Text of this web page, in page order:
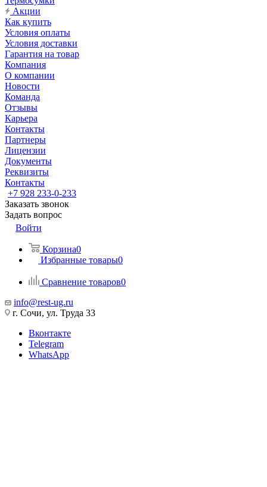
Акции
Как купить
Условия оплаты
Условия доставки
Гарантия на товар
Компания
О компании
Новости
Команда
Отзывы
Карьера
Контакты
Партнеры
Лицензии
Документы
Реквизиты
Контакты
+7 928 233-0-233
Заказать звонок
Задать вопрос
Войти
Корзина0
Избранные товары0
Сравнение товаров0
info@rest-ug.ru
г. Сочи, ул. Труда 33
Вконтакте
Telegram
WhatsApp